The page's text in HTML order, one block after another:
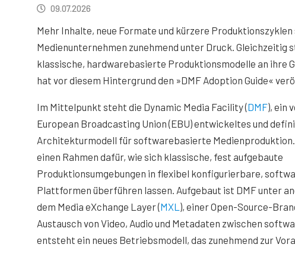
09.07.2026
Mehr Inhalte, neue Formate und kürzere Produktionszyklen
Medienunternehmen zunehmend unter Druck. Gleichzeitig
klassische, hardwarebasierte Produktionsmodelle an ihre
hat vor diesem Hintergrund den »DMF Adoption Guide«
Im Mittelpunkt steht die Dynamic Media Facility (DMF), ein
European Broadcasting Union (EBU) entwickeltes und
Architekturmodell für softwarebasierte
einen Rahmen dafür, wie sich klassische, fest aufgebaute
Produktionsumgebungen in flexibel konfigurierbare,
Plattformen überführen lassen. Aufgebaut ist DMF unter
dem Media eXchange Layer (MXL), einer Open-Source-
Austausch von Video, Audio und Metadaten zwischen
entsteht ein neues Betriebsmodell, das zunehmend zur